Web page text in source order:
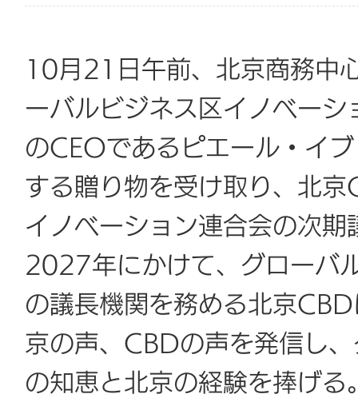
10月21日午前、北京商務中
ーバルビジネス区イノベー
のCEOであるピエール・イ
する贈り物を受け取り、北
イノベーション連合会の次
2027年にかけて、グローバ
の議長機関を務める北京
京の声、CBDの声を発信し
の知恵と北京の経験を捧げる